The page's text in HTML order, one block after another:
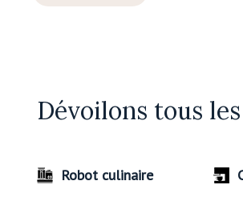
Dévoilons tous
Robot culinaire